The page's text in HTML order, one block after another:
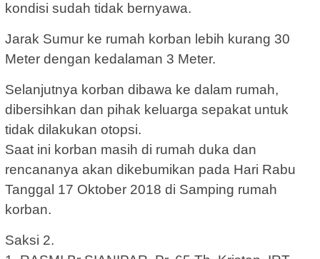
kondisi sudah tidak bernyawa.
Jarak Sumur ke rumah korban lebih kurang 30
Meter dengan kedalaman 3 Meter.
Selanjutnya korban dibawa ke dalam rumah,
dibersihkan dan pihak keluarga sepakat untuk
tidak dilakukan otopsi.
Saat ini korban masih di rumah duka dan
rencananya akan dikebumikan pada Hari Rabu
Tanggal 17 Oktober 2018 di Samping rumah
korban.
Saksi 2.